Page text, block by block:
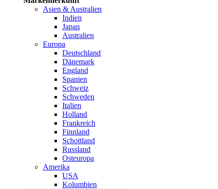
Asien & Australien
Indien
Japan
Australien
Europa
Deutschland
Dänemark
England
Spanien
Schweiz
Schweden
Italien
Holland
Frankreich
Finnland
Schottland
Russland
Osteuropa
Amerika
USA
Kolumbien